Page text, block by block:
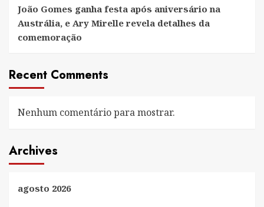
João Gomes ganha festa após aniversário na
Austrália, e Ary Mirelle revela detalhes da
comemoração
Recent Comments
Nenhum comentário para mostrar.
Archives
agosto 2026